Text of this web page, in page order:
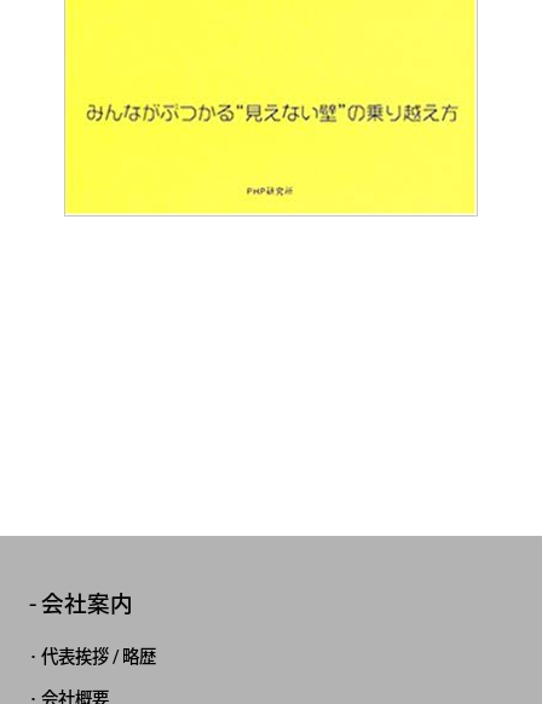
会社案内
代表挨拶 / 略歴
会社概要